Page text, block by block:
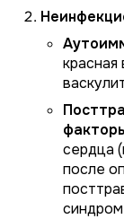
красная
сердца
после